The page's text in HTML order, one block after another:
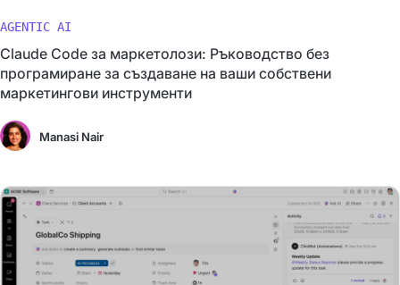
AGENTIC AI
Claude Code за маркетолози: Ръководство без
програмиране за създаване на ваши собствени
маркетингови инструменти
Manasi Nair